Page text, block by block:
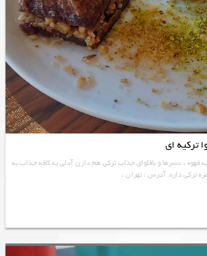
ترکیه ای
قهوه ، دسرها و باقلوای جذاب ترکی هم دارن آدلی یه کافه جذاب به
ترکی داره. آدرس : تهران ،